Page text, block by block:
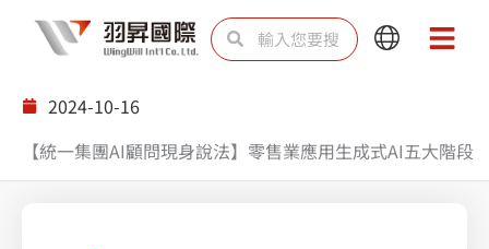
搜
尋 尋
Main
Main
2024-10-16
【統一集團AI顧問現身說法】零售業應用生成式AI五大階段